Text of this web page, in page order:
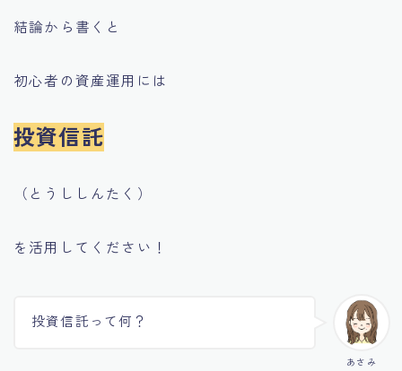
結論から書くと
初心者の資産運用には
投資信託
（とうししんたく）
を活用してください！
あさみ
投資信託って何？